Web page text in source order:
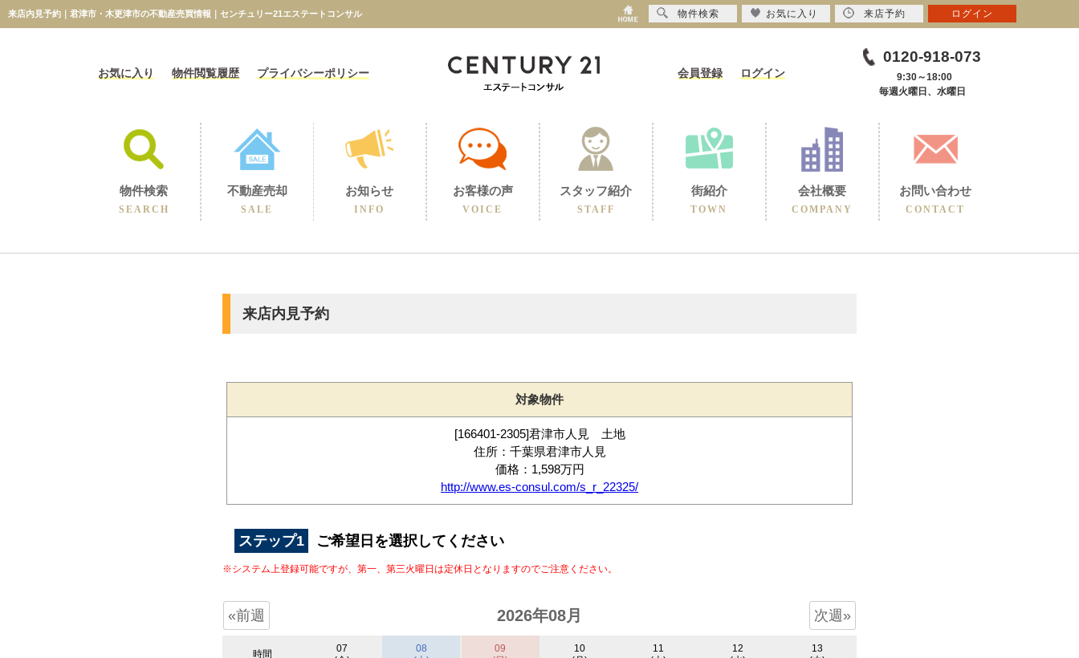
来店内見予約｜君津市・木更津市の不動産売買情報｜センチュリー21エステートコンサル
お気に入り 物件閲覧履歴 プライバシーポリシー 会員登録 ログイン
0120-918-073
9:30～18:00
毎週火曜日、水曜日
物件検索
SEARCH
不動産売却
SALE
お知らせ
INFO
お客様の声
VOICE
スタッフ紹介
STAFF
街紹介
TOWN
会社概要
COMPANY
お問い合わせ
CONTACT
来店内見予約
対象物件
[166401-2305]君津市人見 土地
住所：千葉県君津市人見
価格：1,598万円
http://www.es-consul.com/s_r_22325/
ステップ1 ご希望日を選択してください
※システム上登録可能ですが、第一、第三火曜日は定休日となりますのでご注意ください。
«前週 2026年08月 次週»
時間
07
08
09
10
11
12
13
物件検索 お気に入り 来店予約 ログイン